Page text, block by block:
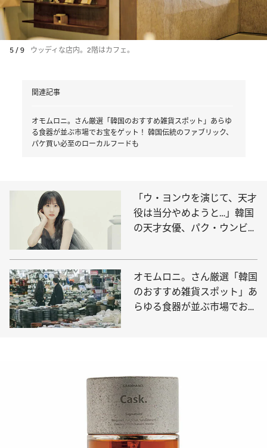
5 / 9 ウッディな店内。2階はカフェ。
関連記事
オモムロニ。さん厳選「韓国のおすすめ雑貨スポット」あらゆ
る食器が並ぶ市場でお宝をゲット！ 韓国伝統のファブリック、
パケ買い必至のローカルフードも
「ウ・ヨンウを演じて、天才
役は当分やめようと…」韓国
の天才女優、パク・ウンビン
顔
オモムロニ。さん厳選「韓国
のおすすめ雑貨スポット」あ
らゆる食器が並ぶ市場でお宝